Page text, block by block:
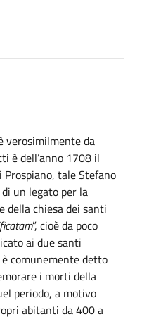
verosimilmente da
è dell’anno 1708 il
tale Stefano
un legato per la
della chiesa dei santi
”, cioè da poco
ai due santi
comunemente detto
i morti della
periodo, a motivo
abitanti da 400 a